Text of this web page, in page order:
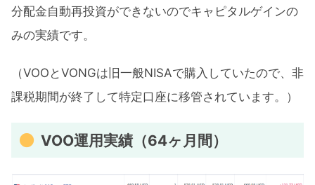
分配金自動再投資ができないのでキャピタルゲインの
みの実績です。
（VOOとVONGは旧一般NISAで購入していたので、非
課税期間が終了して特定口座に移管されています。）
VOO運用実績（64ヶ月間）